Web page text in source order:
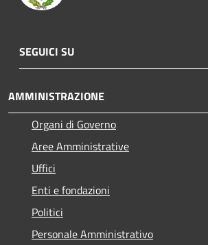
SEGUICI SU
AMMINISTRAZIONE
Organi di Governo
Aree Amministrative
Uffici
Enti e fondazioni
Politici
Personale Amministrativo